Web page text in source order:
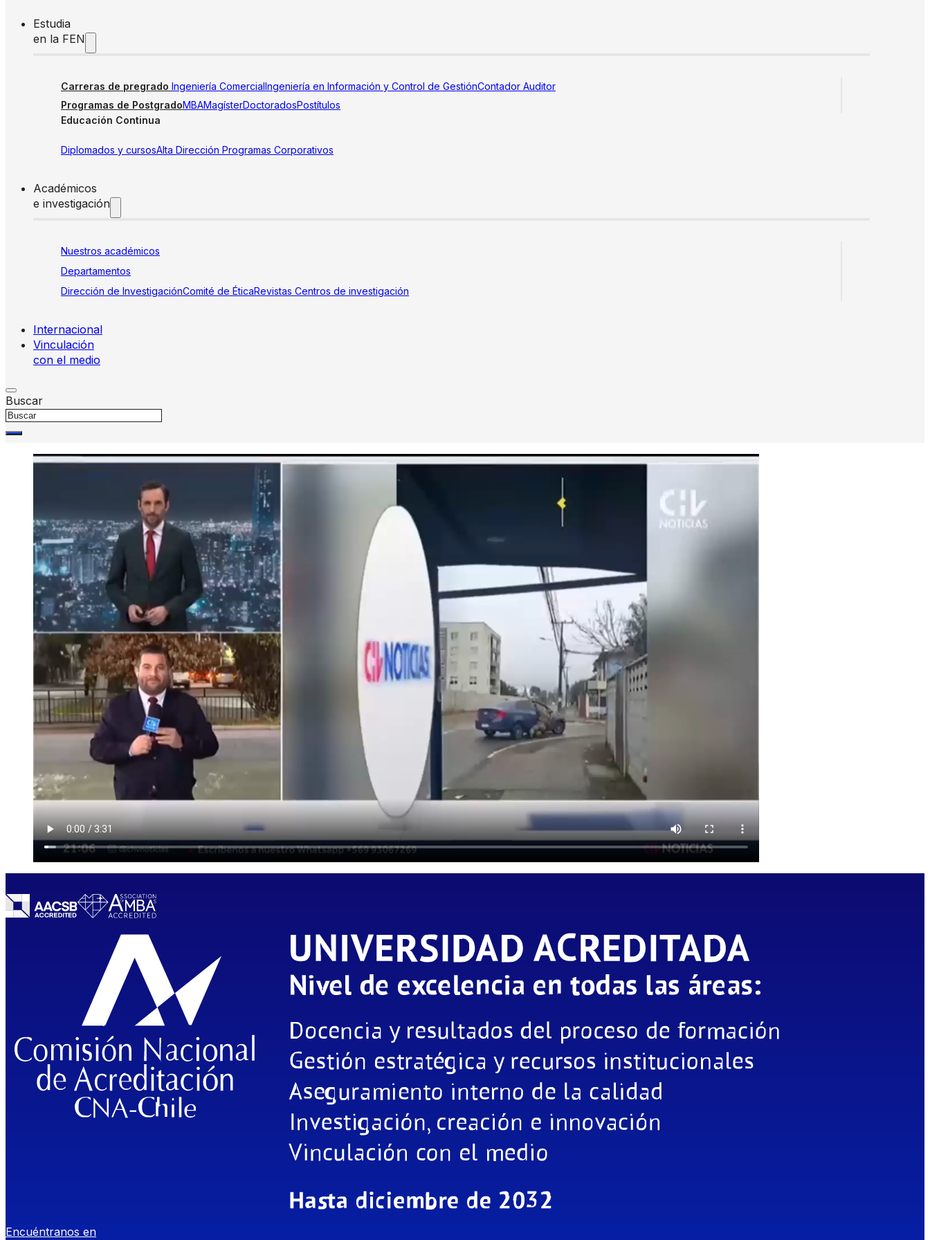
Estudia
en la FEN
Carreras de pregrado Ingeniería ComercialIngeniería en Información y Control de GestiónContador Auditor
Programas de PostgradoMBAMagísterDoctoradosPostítulos
Educación Continua
Diplomados y cursosAlta Dirección Programas Corporativos
Académicos
e investigación
Nuestros académicos
Departamentos
Dirección de InvestigaciónComité de ÉticaRevistas Centros de investigación
Internacional
Vinculación
con el medio
Buscar
Encuéntranos en